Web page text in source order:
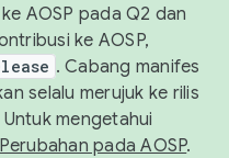
AOSP pada Q2 dan
ke AOSP,
. Cabang manifes
selalu merujuk ke rilis
mengetahui
Perubahan pada AOSP.